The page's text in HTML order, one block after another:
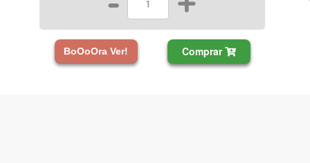
Comprar BoOoOra Ver!